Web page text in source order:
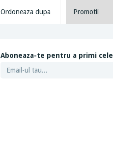
Ordoneaza dupa
Aboneaza-te pentru a primi